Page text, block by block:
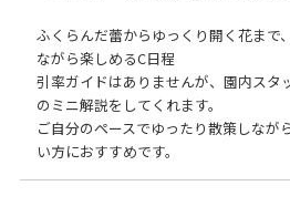
ふくらんだ蕾からゆっくり開く花まで
ながら楽しめるC日程
引率ガイドはありませんが、園内スタ
のミニ解説をしてくれます。
ご自分のペースでゆったり散策しなが
い方におすすめです。